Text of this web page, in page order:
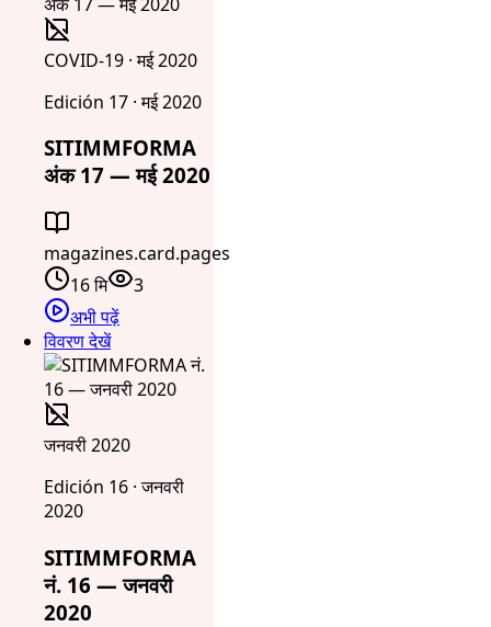
COVID-19 · मई 2020
Edición 17 · मई 2020
SITIMMFORMA
अंक 17 — मई 2020
magazines.card.pages
16 मि
3
अभी पढ़ें
विवरण देखें
जनवरी 2020
Edición 16 · जनवरी
2020
SITIMMFORMA
नं. 16 — जनवरी
2020